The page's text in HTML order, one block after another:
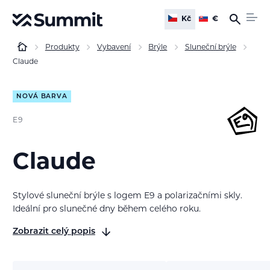
Kč €
Produkty Vybavení Brýle
Sluneční brýle
Claude
NOVÁ BARVA
E9
Claude
Stylové sluneční brýle s logem E9 a polarizačními skly.
Ideální pro slunečné dny během celého roku.
Zobrazit celý popis